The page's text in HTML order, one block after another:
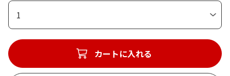
1
カートに入れる